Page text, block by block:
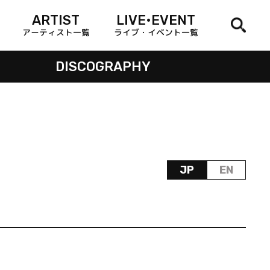
ARTIST
アーティスト一覧
LIVE•EVENT
ライブ・イベント一覧
DISCOGRAPHY
JP EN